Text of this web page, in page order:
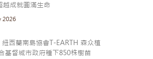
越成就圓滿生命
2026
紐西蘭南島協會T-EARTH 森众植
基督城市政府種下850株樹苗